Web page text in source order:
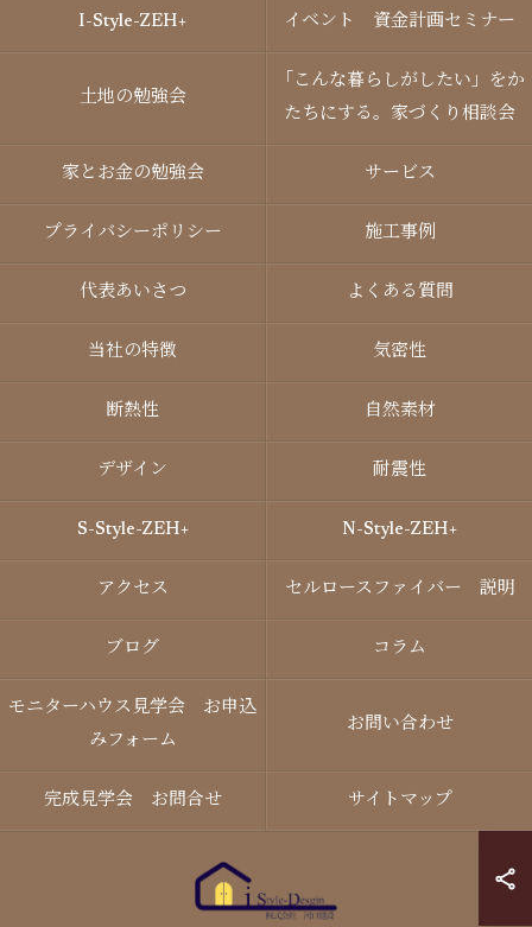
I-Style-ZEH+ イベント 資金計画セミナー
土地の勉強会
「こんな暮らしがしたい」をか
たちにする。家づくり相談会
家とお金の勉強会 サービス
プライバシーポリシー 施工事例
代表あいさつ よくある質問
当社の特徴 気密性
断熱性 自然素材
デザイン 耐震性
S-Style-ZEH+ N-Style-ZEH+
アクセス セルロースファイバー 説明
ブログ コラム
モニターハウス見学会 お申込
みフォーム
お問い合わせ
完成見学会 お問合せ サイトマップ